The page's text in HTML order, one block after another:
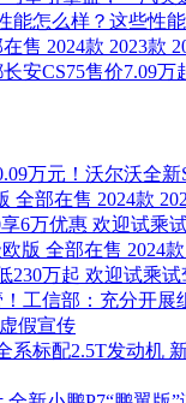
能怎么样？这些性
售 2024款 2023款
安CS75售价7.09万
万元！沃尔沃全新
全部在售 2024款
6万优惠 欢迎试乘
版 全部在售 2024
230万起 欢迎试乘试
工信部：充分开展
假宣传
系标配2.5T发动机